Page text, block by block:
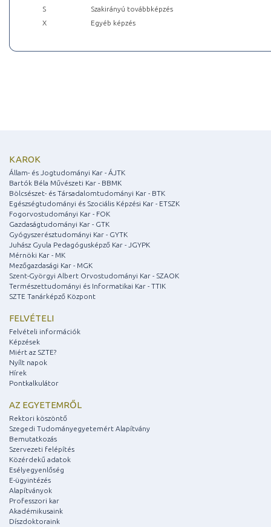
S
Szakirányú továbbképzés
X
Egyéb képzés
KAROK
Állam- és Jogtudományi Kar - ÁJTK
Bartók Béla Művészeti Kar - BBMK
Bölcsészet- és Társadalomtudományi Kar - BTK
Egészségtudományi és Szociális Képzési Kar - ETSZK
Fogorvostudományi Kar - FOK
Gazdaságtudományi Kar - GTK
Gyógyszerésztudományi Kar - GYTK
Juhász Gyula Pedagógusképző Kar - JGYPK
Mérnöki Kar - MK
Mezőgazdasági Kar - MGK
Szent-Györgyi Albert Orvostudományi Kar - SZAOK
Természettudományi és Informatikai Kar - TTIK
SZTE Tanárképző Központ
FELVÉTELI
Felvételi információk
Képzések
Miért az SZTE?
Nyílt napok
Hírek
Pontkalkulátor
AZ EGYETEMRŐL
Rektori köszöntő
Szegedi Tudományegyetemért Alapítvány
Bemutatkozás
Szervezeti felépítés
Közérdekű adatok
Esélyegyenlőség
E-ügyintézés
Alapítványok
Professzori kar
Akadémikusaink
Díszdoktoraink